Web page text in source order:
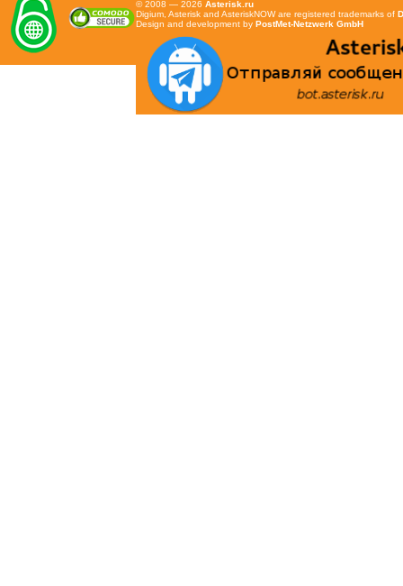
© 2008 — 2026 Asterisk.ru
Digium, Asterisk and AsteriskNOW are registered trademarks of
Design and development by PostMet-Netzwerk GmbH